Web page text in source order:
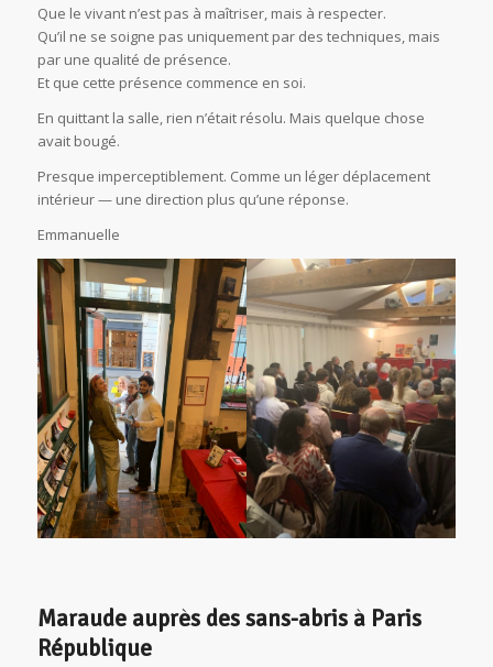
Que le vivant n’est pas à maîtriser, mais à respecter.
Qu’il ne se soigne pas uniquement par des techniques, mais
par une qualité de présence.
Et que cette présence commence en soi.
En quittant la salle, rien n’était résolu. Mais quelque chose
avait bougé.
Presque imperceptiblement. Comme un léger déplacement
intérieur — une direction plus qu’une réponse.
Emmanuelle
Maraude auprès des sans-abris à Paris
République